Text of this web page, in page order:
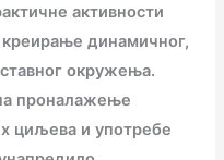
активности
креирање динамичног,
окружења.
проналажење
циљева и употребе